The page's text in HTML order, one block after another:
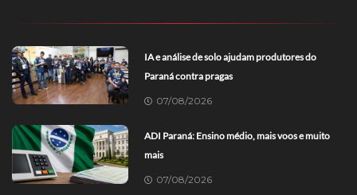
IA e análise de solo ajudam produtores do
Paraná contra pragas
07/08/2026
ADI Paraná: Ensino médio, mais voos e muito
mais
07/08/2026